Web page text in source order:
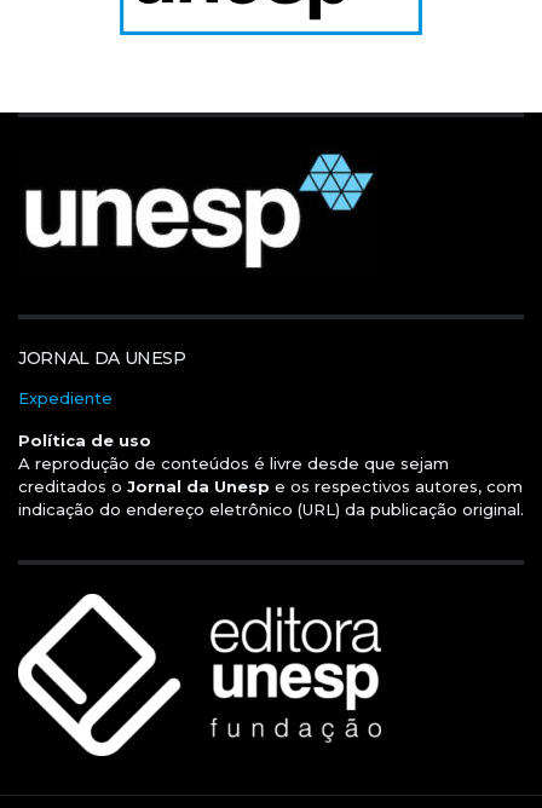
JORNAL DA UNESP
Expediente
Política de uso
A reprodução de conteúdos é livre desde que sejam
creditados o Jornal da Unesp e os respectivos autores, com
indicação do endereço eletrônico (URL) da publicação original.